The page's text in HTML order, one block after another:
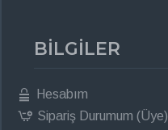
BİLGİLER
Hesabım
Sipariş Durumum (Üye)